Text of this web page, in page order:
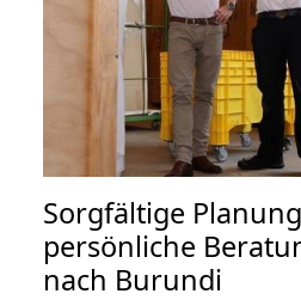
Sorgfältige
persönliche
nach Burundi